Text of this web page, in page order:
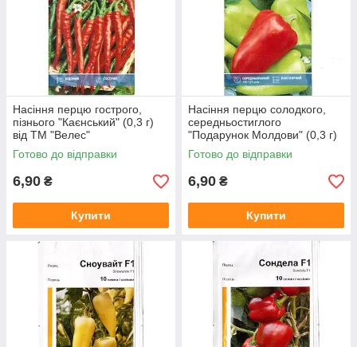
Насіння перцю гострого,
пізнього "Каєнський" (0,3 г)
від ТМ "Велес"
Готово до відправки
6,90 ₴
Купити
Насіння перцю солодкого,
середньостиглого
"Подарунок Молдови" (0,3 г)
від ТМ "Велес"
Готово до відправки
6,90 ₴
Купити